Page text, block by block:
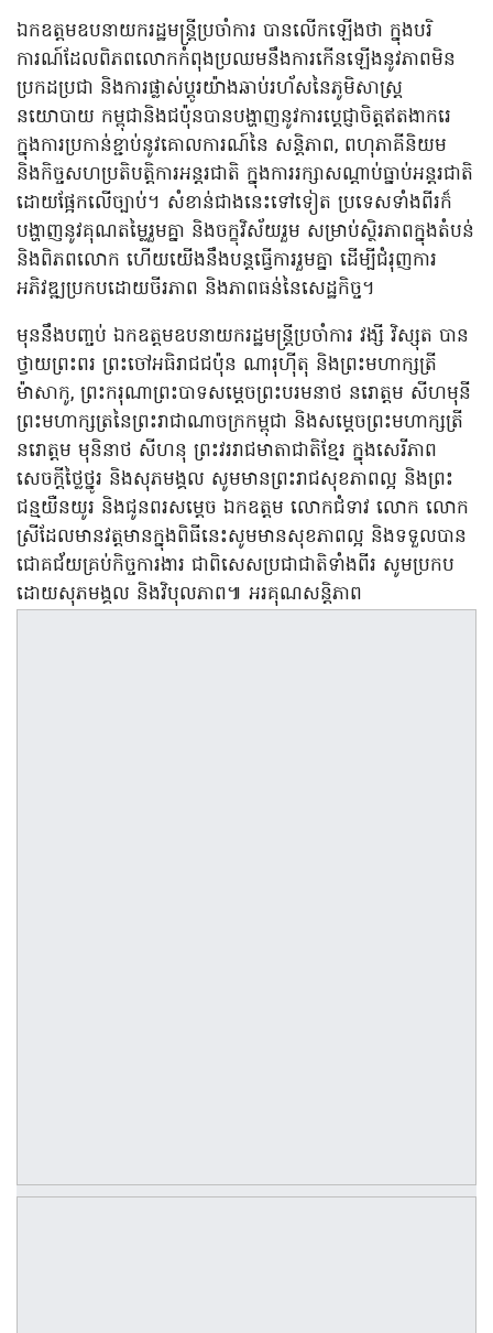
ឯកឧត្តមឧបនាយករដ្ឋមន្ត្រីប្រចាំការ បានលើកឡើងថា ក្នុងបរិ
ការណ៍ដែលពិភពលោកកំពុងប្រឈមនឹងការកើនឡើងនូវភាពមិន
ប្រកដប្រជា និងការផ្លាស់ប្ដូរយ៉ាងឆាប់រហ័សនៃភូមិសាស្ត្រ
នយោបាយ កម្ពុជានិងជប៉ុនបានបង្ហាញនូវការប្ដេជ្ញាចិត្តឥតងាករេ
ក្នុងការប្រកាន់ខ្ជាប់នូវគោលការណ៍នៃ សន្តិភាព, ពហុភាគីនិយម
និងកិច្ចសហប្រតិបត្តិការអន្តរជាតិ ក្នុងការរក្សាសណ្ដាប់ធ្នាប់អន្តរជាតិ
ដោយផ្អែកលើច្បាប់។ សំខាន់ជាងនេះទៅទៀត ប្រទេសទាំងពីរក៏
បង្ហាញនូវគុណតម្លៃរួមគ្នា និងចក្ខុវិស័យរួម សម្រាប់ស្ថិរភាពក្នុងតំបន់
និងពិភពលោក ហើយយើងនឹងបន្តធ្វើការរួមគ្នា ដើម្បីជំរុញការ
អភិវឌ្ឍប្រកបដោយចីរភាព និងភាពធន់នៃសេដ្ឋកិច្ច។
មុននឹងបញ្ចប់ ឯកឧត្តមឧបនាយករដ្ឋមន្ត្រីប្រចាំការ វង្សី វិស្សុត បាន
ថ្វាយព្រះពរ ព្រះចៅអធិរាជជប៉ុន ណារុហ៊ីតុ និងព្រះមហាក្សត្រី
ម៉ាសាកូ, ព្រះករុណាព្រះបាទសម្ដេចព្រះបរមនាថ នរោត្តម សីហមុនី
ព្រះមហាក្សត្រ​នៃព្រះរាជាណាចក្រកម្ពុជា និងសម្តេចព្រះមហាក្សត្រី
នរោត្តម មុនិនាថ សីហនុ ព្រះវររាជមាតាជាតិខ្មែរ ក្នុងសេរីភាព
សេចក្តីថ្លៃថ្នូរ និងសុភមង្គល សូមមានព្រះរាជសុខភាពល្អ និងព្រះ
ជន្មយឺនយូរ និងជូនពរសម្តេច ឯកឧត្តម លោកជំទាវ លោក លោក
ស្រីដែលមានវត្តមានក្នុងពិធីនេះសូមមានសុខភាពល្អ និងទទួលបាន
ជោគជ័យគ្រប់កិច្ចការងារ ជាពិសេសប្រជាជាតិទាំងពីរ សូមប្រកប
ដោយសុភមង្គល និងវិបុលភាព៕ អរគុណសន្តិភាព